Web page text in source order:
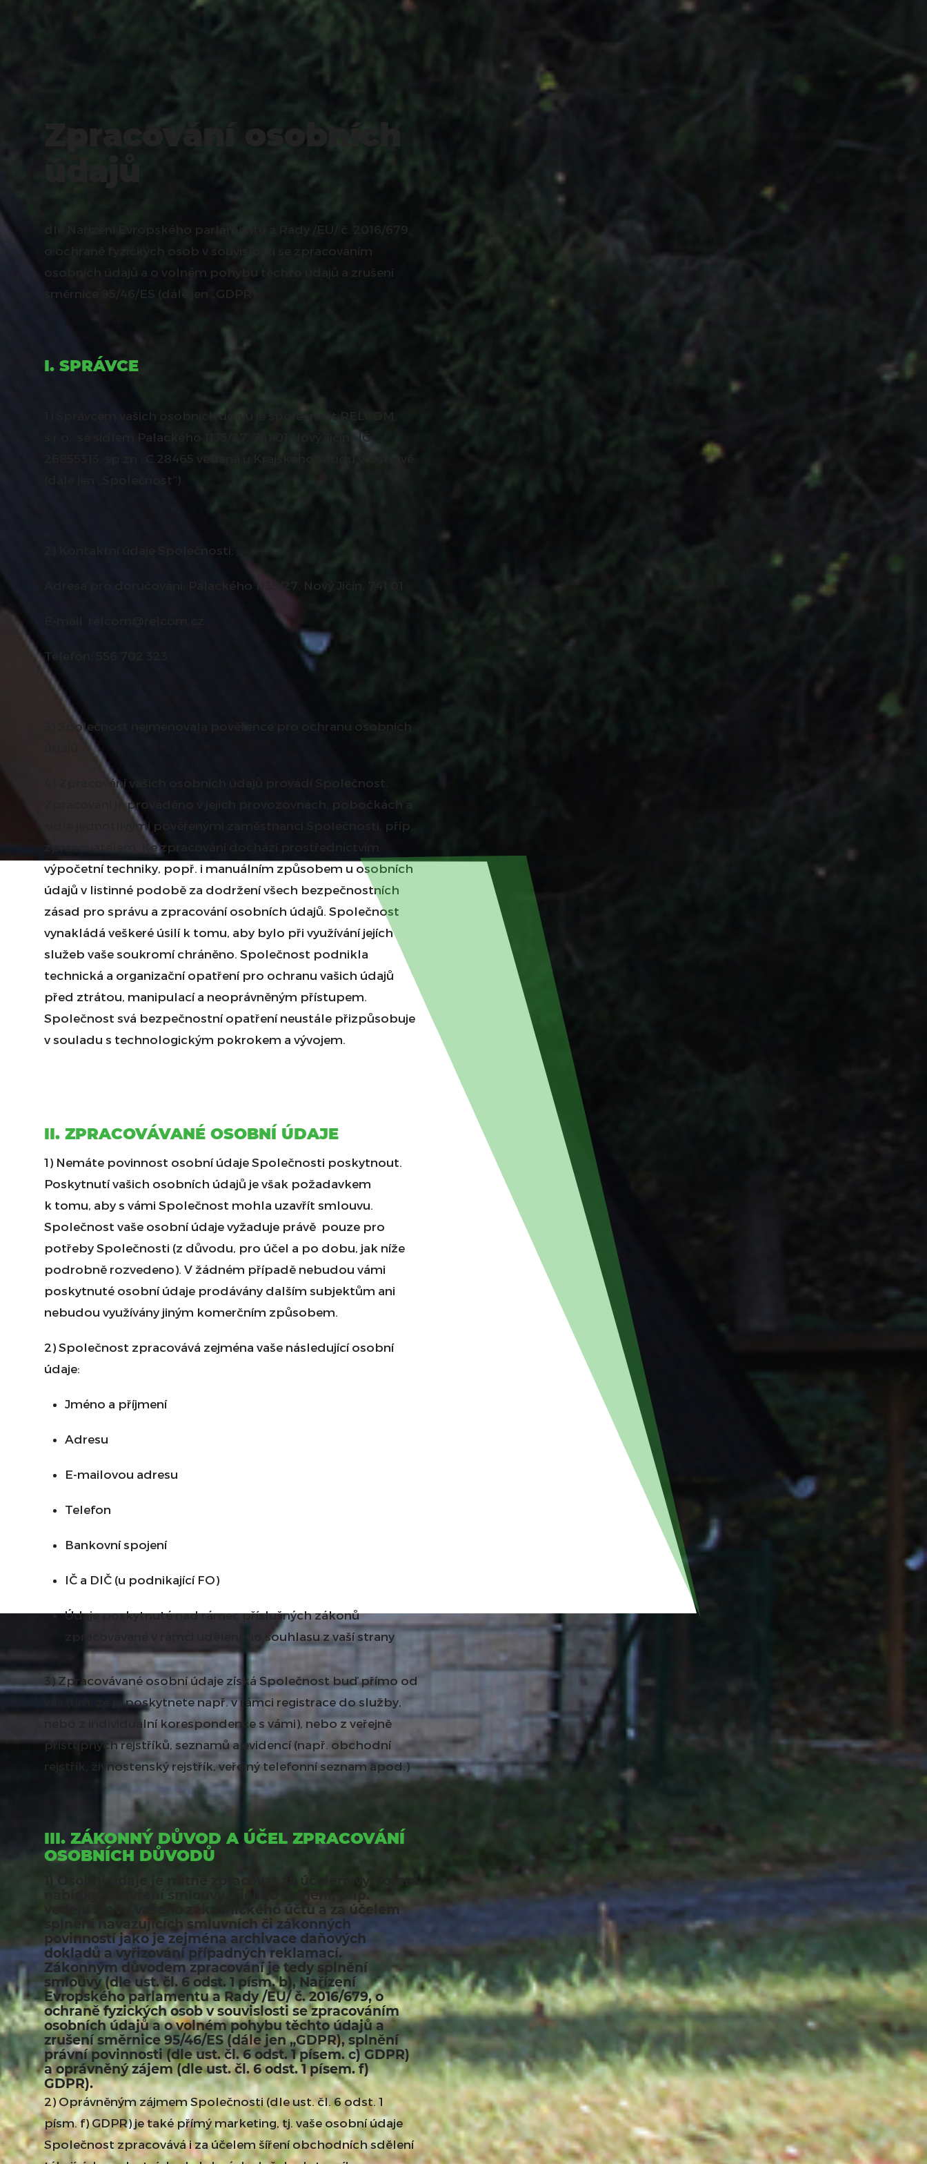
Zpracování osobních
dle Nařízení Evropského parlamentu a Rady /EU/ č. 2016/679,
o ochraně fyzických osob v souvislosti se zpracováním
osobních údajů a o volném pohybu těchto údajů a zrušení
směrnice 95/46/ES (dále jen „GDPR)
I. SPRÁVCE
1) Správcem vašich osobních údajů je společnost RELCOM,
s.r.o., se sídlem Palackého 1135/27, 741 01 Nový Jičín, IČ:
26855313, sp.zn.: C 28465 vedená u Krajského soudu v Ostravě
(dále jen „Společnost“).
2) Kontaktní údaje Společnosti:
Adresa pro doručování: Palackého 1135/27, Nový Jičín, 741 01
Telefon: 556 702 323
3) Společnost nejmenovala pověřence pro ochranu osobních
4) Zpracování vašich osobních údajů provádí Společnost.
Zpracování je prováděno v jejích provozovnách, pobočkách a
sídle jednotlivými pověřenými zaměstnanci Společnosti, příp.
zpracovatelem. Ke zpracování dochází prostřednictvím
výpočetní techniky, popř. i manuálním způsobem u osobních
údajů v listinné podobě za dodržení všech bezpečnostních
zásad pro správu a zpracování osobních údajů. Společnost
vynakládá veškeré úsilí k tomu, aby bylo při využívání jejích
služeb vaše soukromí chráněno. Společnost podnikla
technická a organizační opatření pro ochranu vašich údajů
před ztrátou, manipulací a neoprávněným přístupem.
Společnost svá bezpečnostní opatření neustále přizpůsobuje
v souladu s technologickým pokrokem a vývojem.
II. ZPRACOVÁVANÉ OSOBNÍ ÚDAJE
1) Nemáte povinnost osobní údaje Společnosti poskytnout.
Poskytnutí vašich osobních údajů je však požadavkem
k tomu, aby s vámi Společnost mohla uzavřít smlouvu.
Společnost vaše osobní údaje vyžaduje právě pouze pro
potřeby Společnosti (z důvodu, pro účel a po dobu, jak níže
podrobně rozvedeno). V žádném případě nebudou vámi
poskytnuté osobní údaje prodávány dalším subjektům ani
nebudou využívány jiným komerčním způsobem.
2) Společnost zpracovává zejména vaše následující osobní
údaje:
Jméno a příjmení
Adresu
E-mailovou adresu
Telefon
Bankovní spojení
IČ a DIČ (u podnikající FO)
Údaje poskytnuté nad rámec příslušných zákonů
zpracovávané v rámci uděleného souhlasu z vaší strany
3) Zpracovávané osobní údaje získá Společnost buď přímo od
vás (tím, že je poskytnete např. v rámci registrace do služby,
nebo z individuální korespondence s vámi), nebo z veřejně
přístupných rejstříků, seznamů a evidencí (např. obchodní
rejstřík, živnostenský rejstřík, veřejný telefonní seznam apod.)
III. ZÁKONNÝ DŮVOD A ÚČEL ZPRACOVÁNÍ
OSOBNÍCH DŮVODŮ
1) Osobní údaje je nutné zpracovat za účelem vytvoření
nabídky, uzavření smlouvy a jejího splnění, příp.
vedení stavu vašeho zákaznického účtu a za účelem
splnění navazujících smluvních či zákonných
povinností jako je zejména archivace daňových
dokladů a vyřizování případných reklamací.
Zákonným důvodem zpracování je tedy splnění
smlouvy (dle ust. čl. 6 odst. 1 písm. b), Nařízení
Evropského parlamentu a Rady /EU/ č. 2016/679, o
ochraně fyzických osob v souvislosti se zpracováním
osobních údajů a o volném pohybu těchto údajů a
zrušení směrnice 95/46/ES (dále jen „GDPR), splnění
právní povinnosti (dle ust. čl. 6 odst. 1 písem. c) GDPR)
a oprávněný zájem (dle ust. čl. 6 odst. 1 písem. f)
GDPR).
2) Oprávněným zájmem Společnosti (dle ust. čl. 6 odst. 1
písm. f) GDPR) je také přímý marketing, tj. vaše osobní údaje
Společnost zpracovává i za účelem šíření obchodních sdělení